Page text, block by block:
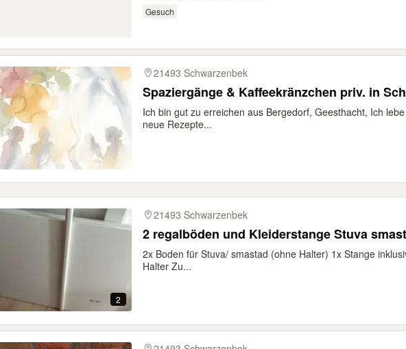
Gesuch
21493 Schwarzenbek
Spaziergänge & Kaffeekränzchen priv. in
Ich bin gut zu erreichen aus Bergedorf, Geesthacht, Ich
neue Rezepte...
2
21493 Schwarzenbek
2 regalböden und Kleiderstange Stuva
2x Boden für Stuva/ smastad (ohne Halter) 1x Stange
Halter Zu...